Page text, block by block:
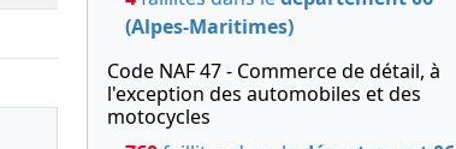
(Alpes-Maritimes)
Code NAF 47 - Commerce de détail, à
l'exception des automobiles et des
motocycles